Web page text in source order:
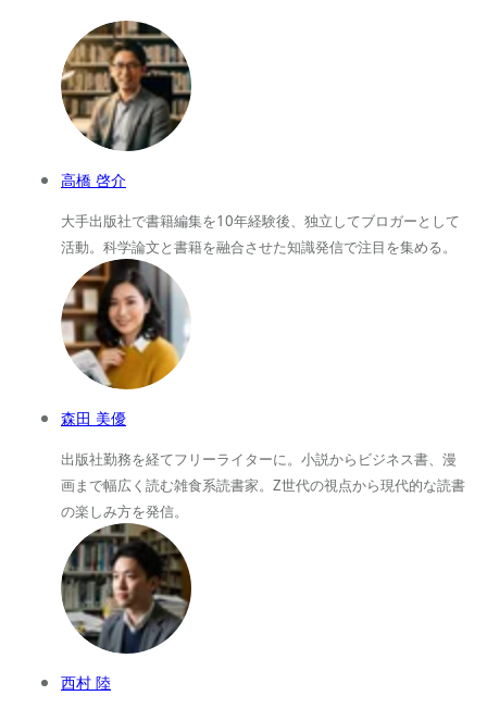
高橋 啓介
大手出版社で書籍編集を10年経験後、独立してブロガーとして
活動。科学論文と書籍を融合させた知識発信で注目を集める。
森田 美優
出版社勤務を経てフリーライターに。小説からビジネス書、漫
画まで幅広く読む雑食系読書家。Z世代の視点から現代的な読書
の楽しみ方を発信。
西村 陸